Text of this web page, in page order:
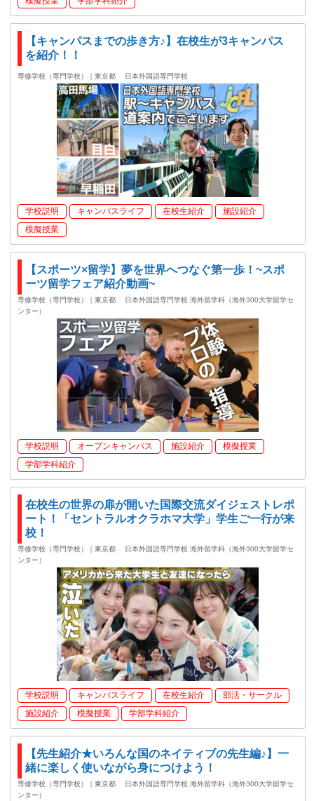
【キャンパスまでの歩き方♪】在校生が3キャンパス
を紹介！！
専修学校（専門学校）｜東京都 日本外国語専門学校
学校説明 キャンパスライフ 在校生紹介
施設紹介
模擬授業
【スポーツ×留学】夢を世界へつなぐ第一歩！~スポ
ーツ留学フェア紹介動画~
専修学校（専門学校）｜東京都
日本外国語専門学校 海外留学科（海外300大学留学セ
ンター）
学校説明 オープンキャンパス 施設紹介
模擬授業
学部学科紹介
在校生の世界の扉が開いた国際交流ダイジェストレポ
ート！「セントラルオクラホマ大学」学生ご一行が来
校！
専修学校（専門学校）｜東京都
日本外国語専門学校 海外留学科（海外300大学留学セ
ンター）
学校説明 キャンパスライフ 在校生紹介
部活・サークル
施設紹介
模擬授業 学部学科紹介
【先生紹介★いろんな国のネイティブの先生編♪】一
緒に楽しく使いながら身につけよう！
専修学校（専門学校）｜東京都
日本外国語専門学校 海外留学科（海外300大学留学セ
ンター）